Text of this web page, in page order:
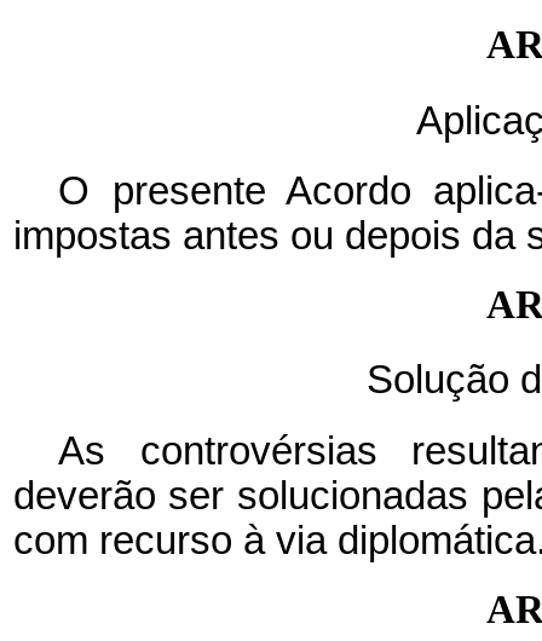
O presente Acordo
impostas antes ou depois da
Solução
As controvérsias
deverão ser solucionadas
com recurso à via